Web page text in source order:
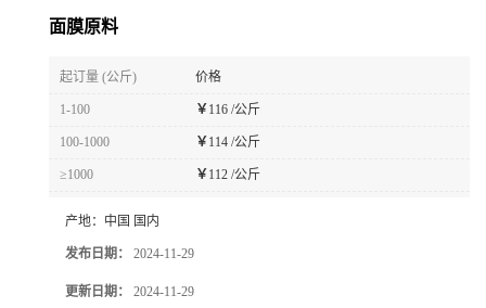
面膜原料
起订量 (公斤) 价格
1-100 ￥ 116 /公斤
100-1000 ￥ 114 /公斤
≥1000 ￥ 112 /公斤
产地： 中国 国内
发布日期： 2024-11-29
更新日期： 2024-11-29